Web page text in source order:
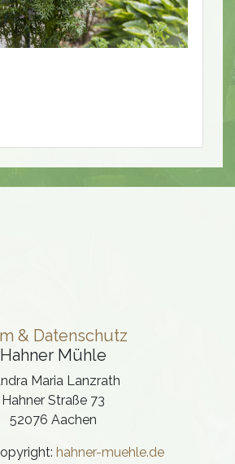
& Datenschutz
Hahner Mühle
Maria Lanzrath
Hahner Straße 73
52076 Aachen
hahner-muehle.de